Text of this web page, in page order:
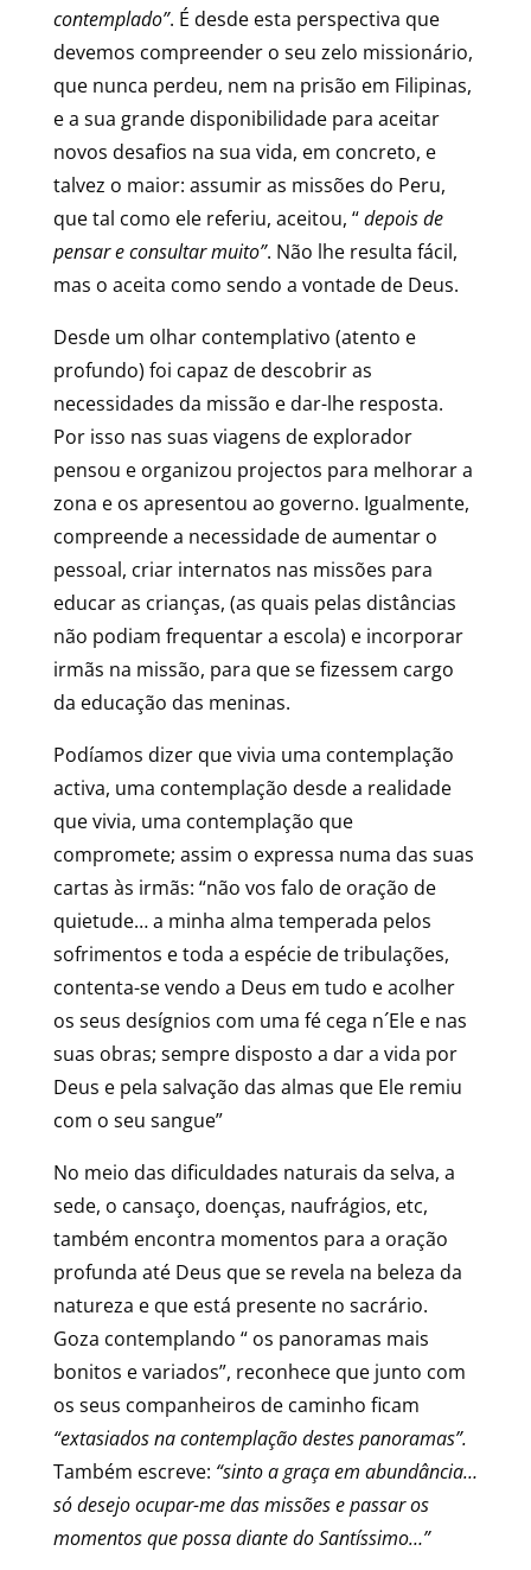
contemplado”. É desde esta perspectiva que
devemos compreender o seu zelo missionário,
que nunca perdeu, nem na prisão em Filipinas,
e a sua grande disponibilidade para aceitar
novos desafios na sua vida, em concreto, e
talvez o maior: assumir as missões do Peru,
que tal como ele referiu, aceitou, “depois de
pensar e consultar muito”. Não lhe resulta fácil,
mas o aceita como sendo a vontade de Deus.
Desde um olhar contemplativo (atento e
profundo) foi capaz de descobrir as
necessidades da missão e dar-lhe resposta.
Por isso nas suas viagens de explorador
pensou e organizou projectos para melhorar a
zona e os apresentou ao governo. Igualmente,
compreende a necessidade de aumentar o
pessoal, criar internatos nas missões para
educar as crianças, (as quais pelas distâncias
não podiam frequentar a escola) e incorporar
irmãs na missão, para que se fizessem cargo
da educação das meninas.
Podíamos dizer que vivia uma contemplação
activa, uma contemplação desde a realidade
que vivia, uma contemplação que
compromete; assim o expressa numa das suas
cartas às irmãs: “não vos falo de oração de
quietude… a minha alma temperada pelos
sofrimentos e toda a espécie de tribulações,
contenta-se vendo a Deus em tudo e acolher
os seus desígnios com uma fé cega n´Ele e nas
suas obras; sempre disposto a dar a vida por
Deus e pela salvação das almas que Ele remiu
com o seu sangue”
No meio das dificuldades naturais da selva, a
sede, o cansaço, doenças, naufrágios, etc,
também encontra momentos para a oração
profunda até Deus que se revela na beleza da
natureza e que está presente no sacrário.
Goza contemplando “ os panoramas mais
bonitos e variados”, reconhece que junto com
os seus companheiros de caminho ficam
“extasiados na contemplação destes panoramas”.
Também escreve: “sinto a graça em abundância…
só desejo ocupar-me das missões e passar os
momentos que possa diante do Santíssimo…”